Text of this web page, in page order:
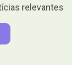
relevantes